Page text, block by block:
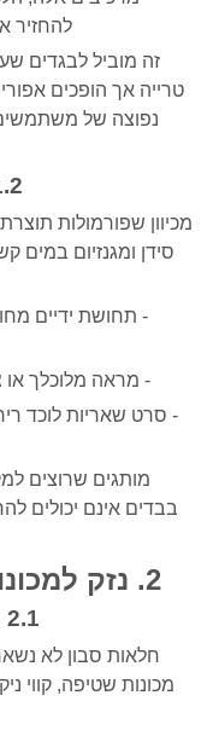
להחזיר
זה מוביל לבגדים
טרייה אך הופכים
נפוצה של
1.2 חלאת סבון
מכיוון שפורמולות
סידן ומגנזיום במים
- תחושת ידיים
- מראה מלוכלך או
- סרט שאריות לוכד
מותגים שרוצים
בבדים אינם יכולים
2. נזק למכונות כביסה ורכיבי מערכת
2.1 תופים, צינורות וניקוז סתומים
חלאות סבון לא
מכונות שטיפה, קווי